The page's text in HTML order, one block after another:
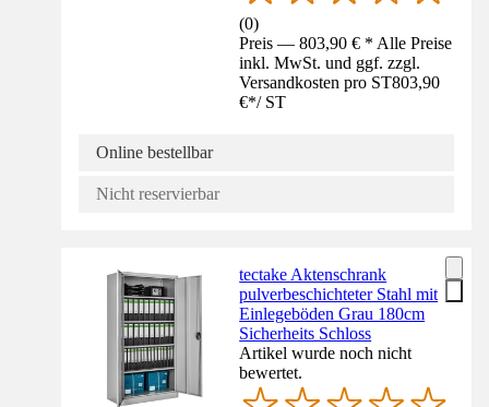
(0)
Preis — 803,90 € * Alle Preise
inkl. MwSt. und ggf. zzgl.
Versandkosten pro ST803,90
€*/ ST
Online bestellbar
Nicht reservierbar
tectake Aktenschrank
pulverbeschichteter Stahl mit
Einlegeböden Grau 180cm
Sicherheits Schloss
Artikel wurde noch nicht
bewertet.